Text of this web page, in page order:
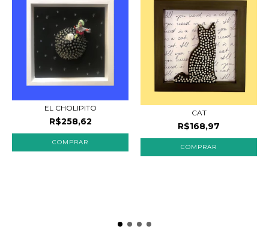
EL CHOLIPITO
R$258,62
CAT
R$168,97
COMPRAR